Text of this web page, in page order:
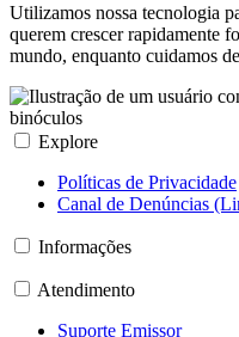
Utilizamos nossa tecnologia
querem crescer rapidamente
mundo, enquanto cuidamos
Explore
Políticas de Privacidade
Canal de Denúncias
Informações
Atendimento
Suporte Emissor